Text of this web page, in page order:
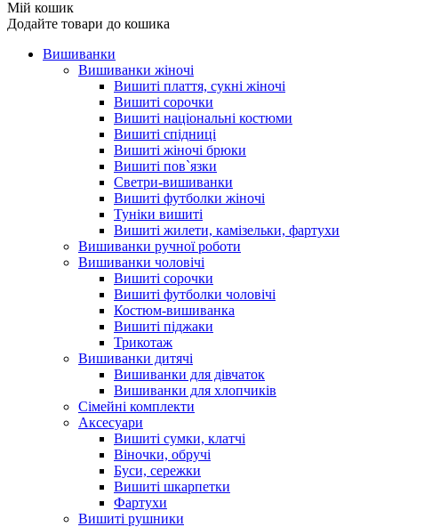
Мій кошик
Додайте товари до кошика
Вишиванки
Вишиванки жіночі
Вишиті плаття, сукні жіночі
Вишиті сорочки
Вишиті національні костюми
Вишиті спідниці
Вишиті жіночі брюки
Вишиті пов`язки
Светри-вишиванки
Вишиті футболки жіночі
Туніки вишиті
Вишиті жилети, камізельки, фартухи
Вишиванки ручної роботи
Вишиванки чоловічі
Вишиті сорочки
Вишиті футболки чоловічі
Костюм-вишиванка
Вишиті піджаки
Трикотаж
Вишиванки дитячі
Вишиванки для дівчаток
Вишиванки для хлопчиків
Сімейні комплекти
Аксесуари
Вишиті сумки, клатчі
Віночки, обручі
Буси, сережки
Вишиті шкарпетки
Фартухи
Вишиті рушники